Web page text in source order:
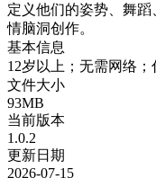
定义他们的姿势、舞
情脑洞创作。
基本信息
12岁以上；无需网络；
文件大小
93MB
当前版本
1.0.2
更新日期
2026-07-15